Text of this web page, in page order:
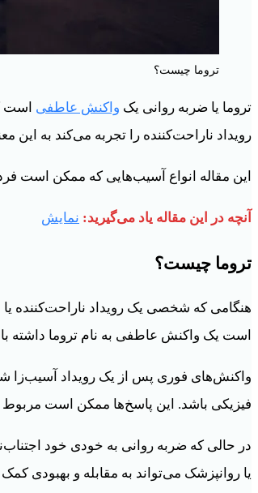
تروما چیست؟
تروما یا ضربه روانی یک واکنش عاطفی است
رویداد ناراحت‌کننده را تجربه می‌کند به این
این مقاله انواع آسیب‌هایی که ممکن است
آنچه در این مقاله یاد می‌گیرید: نمایش
تروما چیست؟
هنگامی که شخصی یک رویداد ناراحت‌کننده
است یک واکنش عاطفی به نام تروما داشته
واکنش‌های فوری پس از یک رویداد آسیب‌زا
فیزیکی باشد. این پاسخ‌ها ممکن است مربوط
در حالی که ضربه روانی به خودی خود
یا روانپزشک می‌تواند به مقابله و بهبودی کمک